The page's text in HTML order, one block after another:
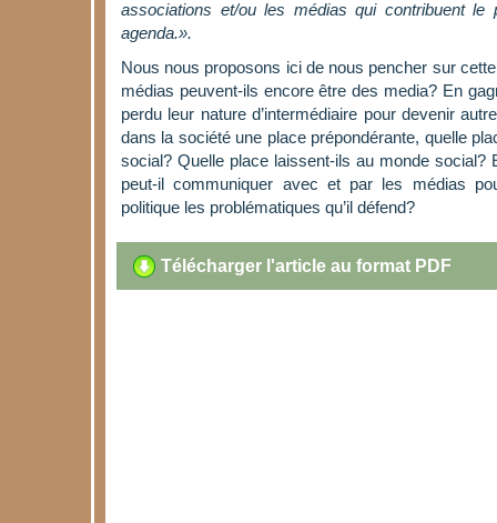
associations et/ou les médias qui contribuent le
agenda.».
Nous nous proposons ici de nous pencher sur
médias peuvent-ils encore être des media? En
perdu leur nature d’intermédiaire pour devenir
dans la société une place prépondérante, quelle
social? Quelle place laissent-ils au monde social?
peut-il communiquer avec et par les médias
politique les problématiques qu’il défend?
Télécharger l'article au format PDF